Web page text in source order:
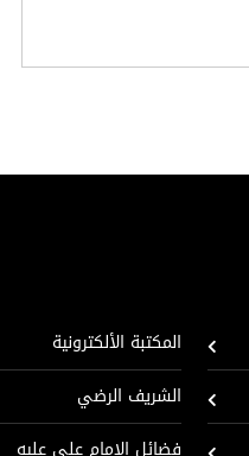
المكتبة الألكترونية
الشريف الرضي
فضائل الإمام علي عليه